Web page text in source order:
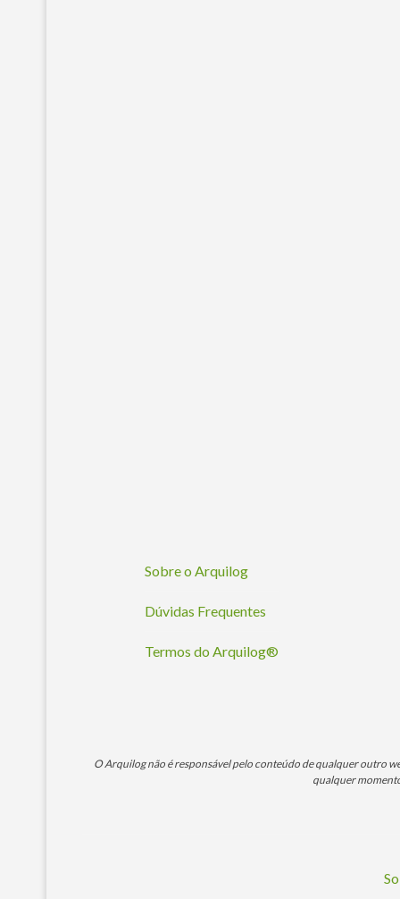
Sobre o Arquilog
Dúvidas Frequentes
Termos do Arquilog®
O Arquilog não é responsável pelo conteúdo de qualquer outro
qualquer